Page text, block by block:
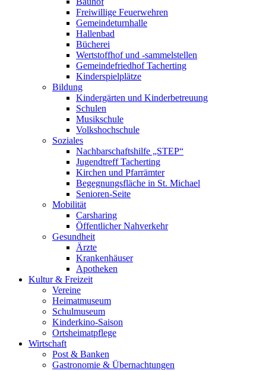
Freiwillige Feuerwehren
Gemeindeturnhalle
Hallenbad
Bücherei
Wertstoffhof und -sammelstellen
Gemeindefriedhof Tacherting
Kinderspielplätze
Bildung
Kindergärten und Kinderbetreuung
Schulen
Musikschule
Volkshochschule
Soziales
Nachbarschaftshilfe „STEP“
Jugendtreff Tacherting
Kirchen und Pfarrämter
Begegnungsfläche in St. Michael
Senioren-Seite
Mobilität
Carsharing
Öffentlicher Nahverkehr
Gesundheit
Ärzte
Krankenhäuser
Apotheken
Kultur & Freizeit
Vereine
Heimatmuseum
Schulmuseum
Kinderkino-Saison
Ortsheimatpflege
Wirtschaft
Post & Banken
Gastronomie & Übernachtungen